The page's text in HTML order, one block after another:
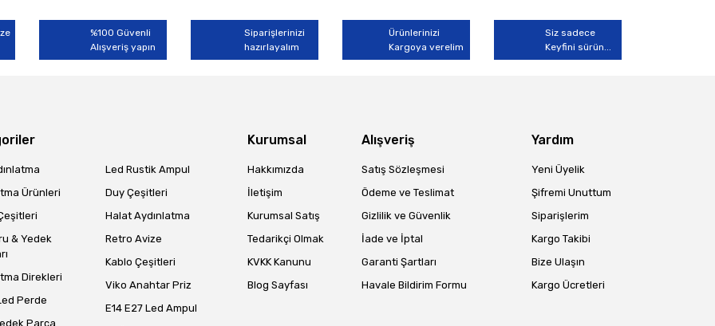
%100 Güvenli
Alışveriş yapın
Siparişlerinizi
hazırlayalım
Ürünlerinizi
Kargoya verelim
Siz sadece
Keyfini sürün...
Ürünleri
& Yedek
Direkleri
Perde
Parça
Led Rustik Ampul
Duy Çeşitleri
Halat Aydınlatma
Retro Avize
Kablo Çeşitleri
Viko Anahtar Priz
E14 E27 Led Ampul
Kurumsal
Hakkımızda
İletişim
Kurumsal Satış
Tedarikçi Olmak
KVKK Kanunu
Blog Sayfası
Alışveriş
Satış Sözleşmesi
Ödeme ve Teslimat
Gizlilik ve Güvenlik
İade ve İptal
Garanti Şartları
Havale Bildirim Formu
Yardım
Yeni Üyelik
Şifremi Unuttum
Siparişlerim
Kargo Takibi
Bize Ulaşın
Kargo Ücretleri